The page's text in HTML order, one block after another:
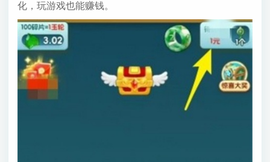
化，玩游戏也能赚钱。